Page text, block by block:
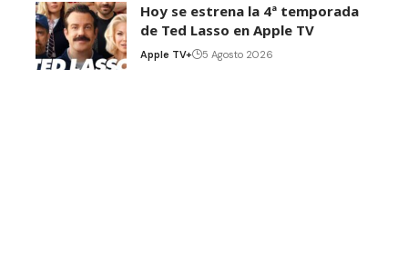
Hoy se estrena la 4ª temporada
de Ted Lasso en Apple TV
Apple TV+ 5 Agosto 2026